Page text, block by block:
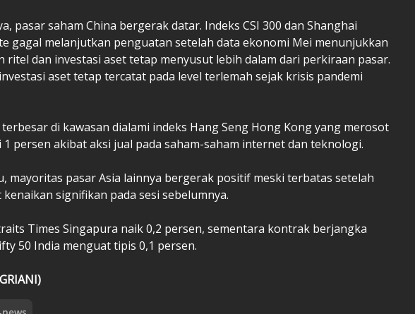
pasar saham China bergerak datar. Indeks CSI 300 dan Shanghai
gagal melanjutkan penguatan setelah data ekonomi Mei menunjukkan
ritel dan investasi aset tetap menyusut lebih dalam dari perkiraan pasar.
aset tetap tercatat pada level terlemah sejak krisis pandemi
di kawasan dialami indeks Hang Seng Hong Kong yang merosot
1 persen akibat aksi jual pada saham-saham internet dan teknologi.
mayoritas pasar Asia lainnya bergerak positif meski terbatas setelah
kenaikan signifikan pada sesi sebelumnya.
Times Singapura naik 0,2 persen, sementara kontrak berjangka
50 India menguat tipis 0,1 persen.